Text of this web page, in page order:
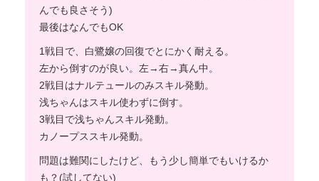
んでも良さそう)
最後はなんでもOK
1戦目で、白鷺嬢の回復でとにかく耐える。
左から倒すのが良い。左→右→真ん中。
2戦目はナルテュールのみスキル発動。
浅ちゃんはスキル使わずに倒す。
3戦目で浅ちゃんスキル発動。
カノープススキル発動。
問題は難関にしたけど、もう少し簡単でもいけるか
も？(試してない)